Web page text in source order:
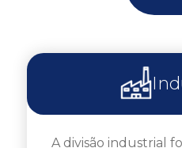
A divisão industrial